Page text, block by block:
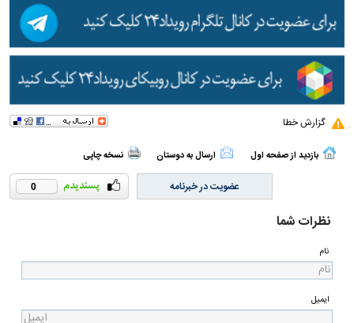
گزارش خطا
بازدید از صفحه اول ارسال به دوستان نسخه چاپی
0 عضویت در خبرنامه
نظرات شما
نام
ایمیل